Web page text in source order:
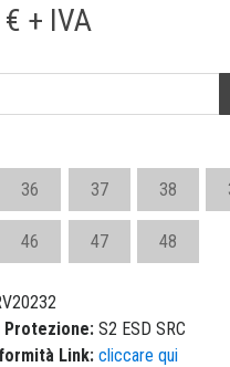
+ IVA
36 37 38
46 47 48
Protezione: S2 ESD SRC
Link: cliccare qui